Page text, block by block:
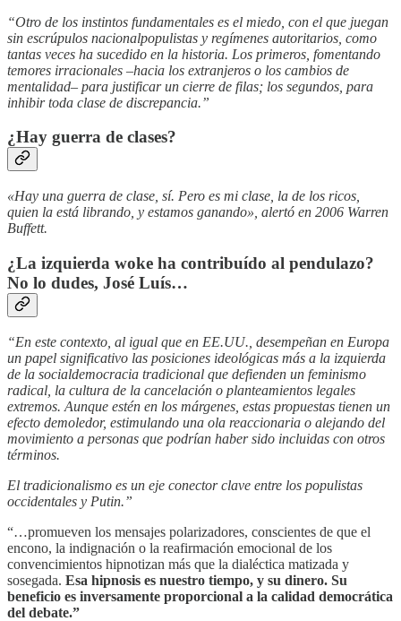
“Otro de los instintos fundamentales es el miedo, con el que juegan
sin escrúpulos nacionalpopulistas y regímenes autoritarios, como
tantas veces ha sucedido en la historia. Los primeros, fomentando
temores irracionales –hacia los extranjeros o los cambios de
mentalidad– para justificar un cierre de filas; los segundos, para
inhibir toda clase de discrepancia.”
¿Hay guerra de clases?
«Hay una guerra de clase, sí. Pero es mi clase, la de los ricos,
quien la está librando, y estamos ganando», alertó en 2006 Warren
Buffett.
¿La izquierda woke ha contribuído al pendulazo?
No lo dudes, José Luís…
“En este contexto, al igual que en EE.UU., desempeñan en Europa
un papel significativo las posiciones ideológicas más a la izquierda
de la socialdemocracia tradicional que defienden un feminismo
radical, la cultura de la cancelación o planteamientos legales
extremos. Aunque estén en los márgenes, estas propuestas tienen un
efecto demoledor, estimulando una ola reaccionaria o alejando del
movimiento a personas que podrían haber sido incluidas con otros
términos.
El tradicionalismo es un eje conector clave entre los populistas
occidentales y Putin.”
“…promueven los mensajes polarizadores, conscientes de que el
encono, la indignación o la reafirmación emocional de los
convencimientos hipnotizan más que la dialéctica matizada y
sosegada. Esa hipnosis es nuestro tiempo, y su dinero. Su
beneficio es inversamente proporcional a la calidad democrática
del debate.”